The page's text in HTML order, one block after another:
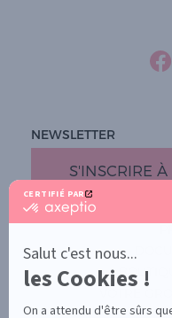
CERTIFIÉ PAR
certifié
En
savoir
plus
sur
Salut c'est nous...
les Cookies !
On a attendu d'être sûrs
NEWSLETTER
S'INSCRIRE